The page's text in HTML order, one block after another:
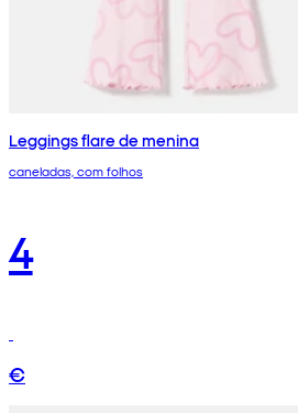
Leggings flare de menina
caneladas, com folhos
4
€